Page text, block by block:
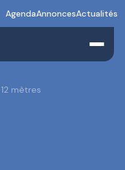
AgendaAnnoncesActualités
mètres